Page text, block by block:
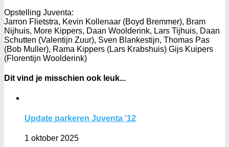
Opstelling Juventa:
Jarron Flietstra, Kevin Kollenaar (Boyd Bremmer), Bram
Nijhuis, More Kippers, Daan Woolderink, Lars Tijhuis, Daan
Schutten (Valentijn Zuur), Sven Blankestijn, Thomas Pas
(Bob Muller), Rama Kippers (Lars Krabshuis) Gijs Kuipers
(Florentijn Woolderink)
Dit vind je misschien ook leuk...
Update parkeren Juventa ’12
1 oktober 2025